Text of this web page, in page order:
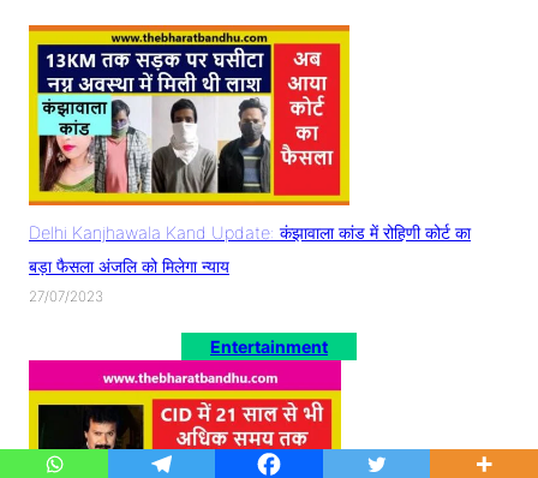
Delhi Kanjhawala Kand Update: कंझावाला कांड में रोहिणी कोर्ट का
बड़ा फैसला अंजलि को मिलेगा न्याय
27/07/2023
Entertainment